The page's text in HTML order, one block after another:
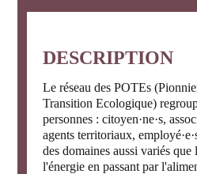
DESCRIPTION
Le réseau des POTEs
Transition Ecologique)
personnes : citoyen·ne·s,
agents territoriaux,
des domaines aussi variés
l'énergie en passant par